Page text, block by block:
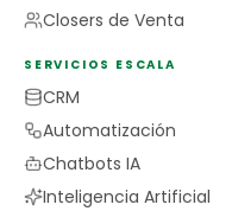
Closers de Venta
SERVICIOS ESCALA
CRM
Automatización
Chatbots IA
Inteligencia Artificial